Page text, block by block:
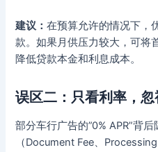
建议：在预算允许的情况下，
款。如果月供压力较大，可将
降低贷款本金和利息成本。
误区二：只看利率，忽
部分车行广告的”0% APR”背
（Document Fee、